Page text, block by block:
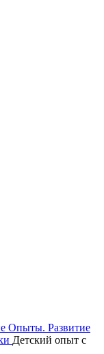
Опыты. Развитие
Детский опыт с